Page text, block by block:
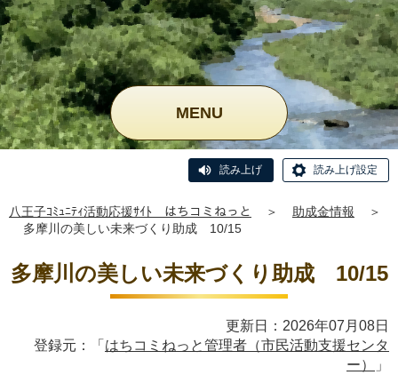
MENU
読み上げ 読み上げ設定
八王子ｺﾐｭﾆﾃｨ活動応援ｻｲﾄ はちコミねっと ＞ 助成金情報
＞
多摩川の美しい未来づくり助成 10/15
多摩川の美しい未来づくり助成 10/15
更新日：2026年07月08日
登録元：「 はちコミねっと管理者（市民活動支援センタ
ー）
」